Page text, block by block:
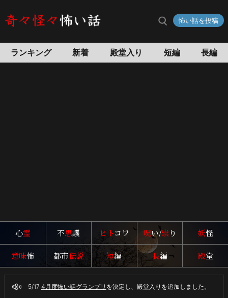
々
怖い話を投稿
ランキング 新着 殿堂入り 短編 長編
心霊 不思議 ヒトコワ 呪い/祟り 妖怪
意味怖 都市伝説 短編 長編 殿堂
5/17 4月度怖い話グランプリ を決定し、殿堂入りを追加しました。